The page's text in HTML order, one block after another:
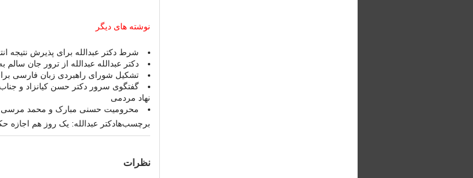
نوشته های دیگر
شرط دکتر عبدالله برای پذیرش نتیجه
دکتر عبدالله عبدالله از ترور جان سالم
تشکیل شورای راهبردی زبان فارسی
گفتگوی سرور دکتر حسن کیانزاد و
نهاد مردمی
محرومیت حسنی مبارک و محمد مرسی
برچسب‌هادکتر عبدالله: یک روز هم اجازه
نظرات